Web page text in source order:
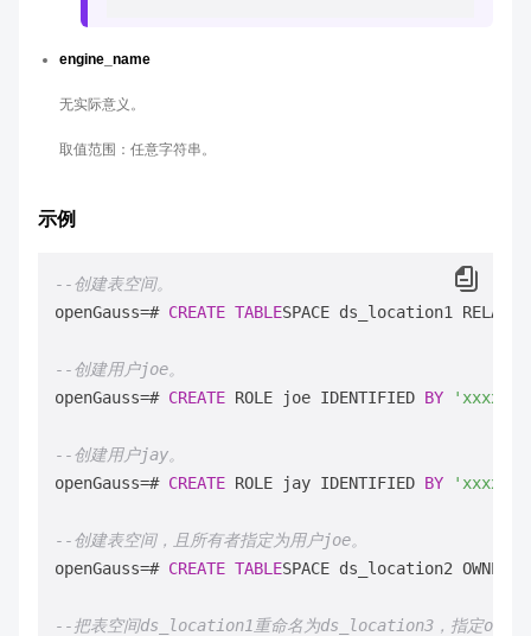
engine_name
无实际意义。
取值范围：任意字符串。
示例
--创建表空间。
openGauss=# CREATE TABLESPACE ds_location1
--创建用户joe。
openGauss=# CREATE ROLE joe IDENTIFIED BY
--创建用户jay。
openGauss=# CREATE ROLE jay IDENTIFIED BY
--创建表空间，且所有者指定为用户joe。
openGauss=# CREATE TABLESPACE ds_location2 OWNER
--把表空间ds_location1重命名为ds_location3，指定option